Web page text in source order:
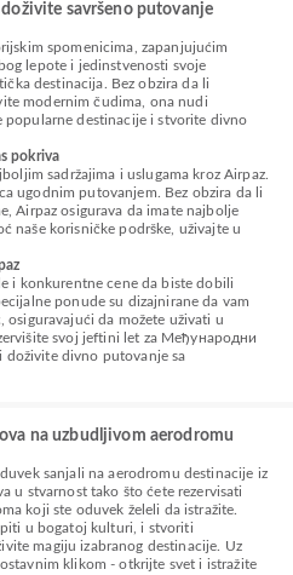
savršeno putovanje
spomenicima, zapanjujućim
lepote i jedinstvenosti svoje
destinacija. Bez obzira da li
modernim čudima, ona nudi
popularne destinacije i stvorite divno
pokriva
sadržajima i uslugama kroz Airpaz.
ugodnim putovanjem. Bez obzira da li
Airpaz osigurava da imate najbolje
naše korisničke podrške, uživajte u
i konkurentne cene da biste dobili
ponude su dizajnirane da vam
osiguravajući da možete uživati u
svoj jeftini let za Међународни
divno putovanje sa
na uzbudljivom aerodromu
sanjali na aerodromu destinacije iz
u stvarnost tako što ćete rezervisati
koji ste oduvek želeli da istražite.
u bogatoj kulturi, i stvoriti
magiju izabranog destinacije. Uz
klikom - otkrijte svet i istražite